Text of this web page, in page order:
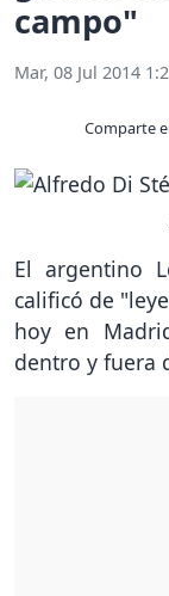
campo"
Mar, 08 Jul 2014
Comparte
El argentino
calificó de
hoy en
dentro y fuera